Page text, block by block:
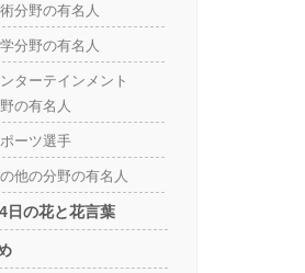
分野の有名人
分野の有名人
ターテインメント
の有名人
ーツ選手
他の分野の有名人
日の花と花言葉